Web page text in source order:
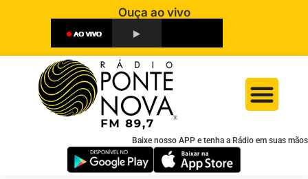
Ouça ao vivo
Baixe nosso APP e tenha a Rádio em suas mãos